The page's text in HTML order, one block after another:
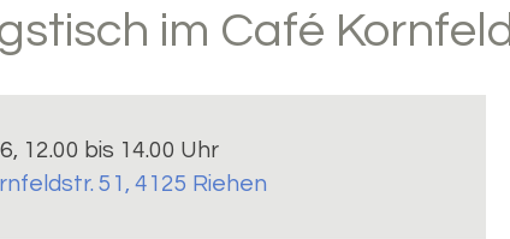
im Café Kornfeld
12.00 bis 14.00 Uhr
51, 4125 Riehen